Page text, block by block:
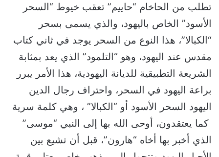
تطلب من الحاخام “حاييم” تعقب خيوط “السحر
الأسود” الخاص باليهود، والذي يسمى بسحر
“الكبالا”، هذا النوع من السحر يوجد في ثاني كتاب
مقدس عند اليهود، وهو “التلمود” الذي يعد بمثابة
الشريعة التطبيقية للديانة اليهودية، هذا الأمر يبرر
براعة اليهود في السحر، واحتراف رجال الدين
اليهود السحر الأسود أو “الكبالا” ، وهي كلمة سرية
كما يعتقدون، أوحى الله بها إلى النبي “موسى”
الذي أخبر بها أخاه “هارون”، قبل أن تشيع بين